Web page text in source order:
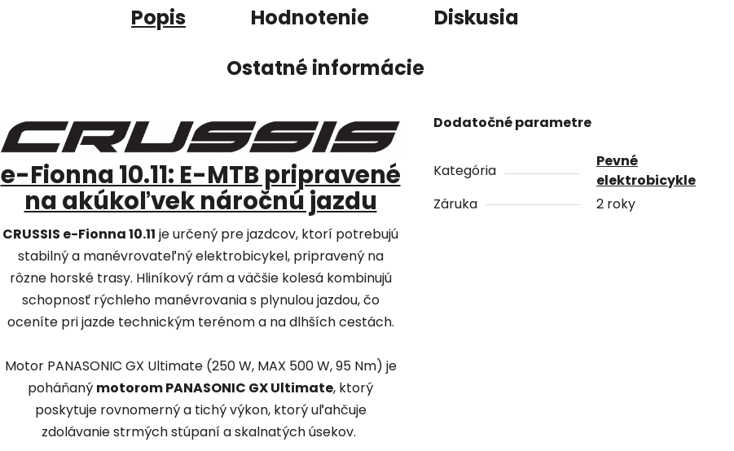
Popis Hodnotenie
Diskusia
Ostatné informácie
e-Fionna 10.11: E-MTB pripravené
na akúkoľvek náročnú jazdu
CRUSSIS e-Fionna 10.11 je určený pre jazdcov, ktorí potrebujú
stabilný a manévrovateľný elektrobicykel, pripravený na
rôzne horské trasy. Hliníkový rám a väčšie kolesá kombinujú
schopnosť rýchleho manévrovania s plynulou jazdou, čo
oceníte pri jazde technickým terénom a na dlhších cestách.
Motor PANASONIC GX Ultimate (250 W, MAX 500 W, 95 Nm) je
poháňaný motorom PANASONIC GX Ultimate, ktorý
poskytuje rovnomerný a tichý výkon, ktorý uľahčuje
zdolávanie strmých stúpaní a skalnatých úsekov.
Dodatočné parametre
Kategória
Pevné
elektrobicykle
Záruka
2 roky